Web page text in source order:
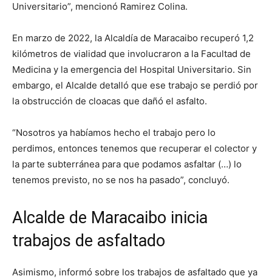
Universitario”, mencionó Ramirez Colina.
En marzo de 2022, la Alcaldía de Maracaibo recuperó 1,2
kilómetros de vialidad que involucraron a la Facultad de
Medicina y la emergencia del Hospital Universitario. Sin
embargo, el Alcalde detalló que ese trabajo se perdió por
la obstrucción de cloacas que dañó el asfalto.
“Nosotros ya habíamos hecho el trabajo pero lo
perdimos, entonces tenemos que recuperar el colector y
la parte subterránea para que podamos asfaltar (…) lo
tenemos previsto, no se nos ha pasado”, concluyó.
Alcalde de Maracaibo inicia
trabajos de asfaltado
Asimismo, informó sobre los trabajos de asfaltado que ya